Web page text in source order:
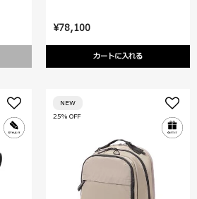
¥78,100
カートに入れる
25% OFF
NEW